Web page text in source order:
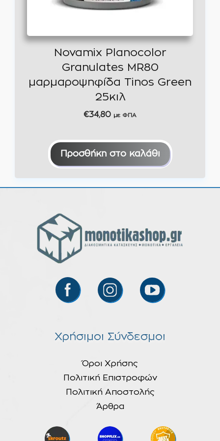
Novamix Planocolor
Granulates MR80
μαρμαροψηφίδα Tinos Green
25κιλ
€34,80 με ΦΠΑ
Προσθήκη στο καλάθι
Χρήσιμοι Σύνδεσμοι
Όροι Χρήσης
Πολιτική Επιστροφών
Πολιτική Αποστολής
Άρθρα